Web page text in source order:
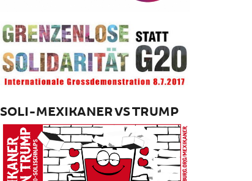
SOLI-MEXIKANER VS TRUMP